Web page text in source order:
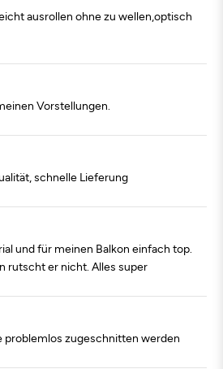
ausrollen ohne zu wellen,optisch
Vorstellungen.
schnelle Lieferung
und für meinen Balkon einfach top.
rutscht er nicht. Alles super
problemlos zugeschnitten werden